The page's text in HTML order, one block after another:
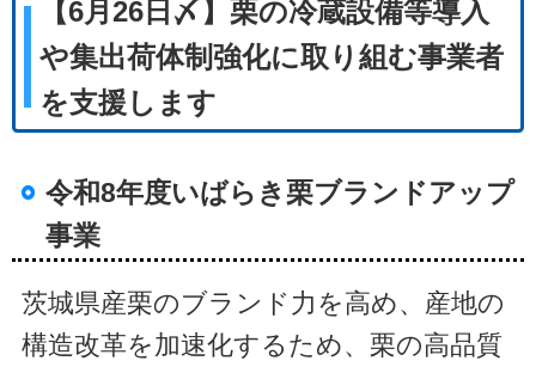
【6月26日〆】栗の冷蔵設備等導入
や集出荷体制強化に取り組む事業者
を支援します
令和8年度いばらき栗ブランドアップ
事業
茨城県産栗のブランド力を高め、産地の
構造改革を加速化するため、栗の高品質